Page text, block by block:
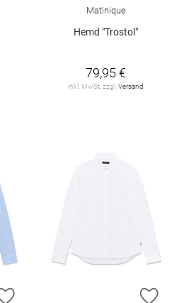
Matinique
Hemd "Trostol"
79,95 €
inkl. MwSt. zzgl. Versand
ZUR WUNSCHLISTE HINZUFÜGEN
ZUR